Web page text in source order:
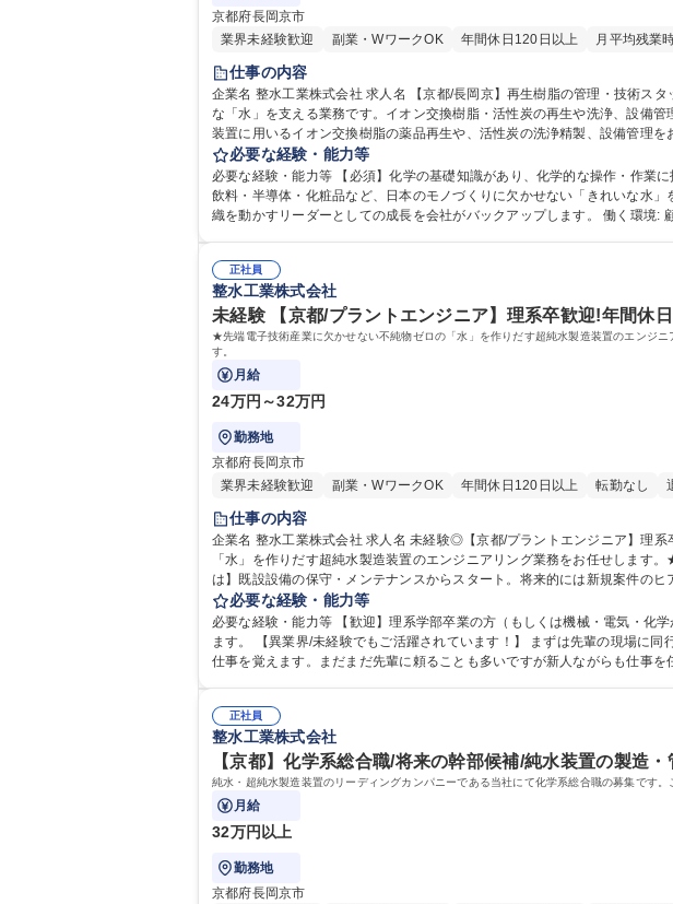
京都府長岡京市
業界未経験歓迎
副業・WワークOK 年間休日120日以上 月平均残業
仕事の内容
企業名 整水工業株式会社 求人名 【京都/長岡京】再生樹脂の管理・技術スタッフ/将来の工場管理職候補/年休125 仕事の内容 サントリーやパナソニック等、製造現場に不可欠
な「水」を支える業務です。イオン交換樹脂・活性炭の再生や洗浄、設備管理
装置に用いるイオン交換樹脂の薬品再生や、活性炭の洗浄精製、設備管理
また、水質分析部門の補助として、サンプルの前処理や手分析などの化学
程管理を担う「管理職
必要な経験・能力等
必要な経験・能力等 【必須】化学の基礎知識があり、化学的な操作・作業に抵抗がな
飲料・半導体・化粧品など、日本のモノづくりに欠かせない「きれいな水
織を動かすリーダーとしての成長を会社がバックアップします。 働く環境: 顧
正社員
整水工業株式会社
未経験 【京都/プラントエンジニア】理系卒歓迎!年間休
★先端電子技術産業に欠かせない不純物ゼロの「水」を作りだす超純水製造装置のエンジ
す。
月給
24万円～32万円
勤務地
京都府長岡京市
業界未経験歓迎
副業・WワークOK 年間休日120日以上 転勤なし
仕事の内容
企業名 整水工業株式会社 求人名 未経験◎【京都/プラントエンジニア】理系卒歓迎！年間休日125/大手取引先多数 仕事の内容 ★先端電子技術産業に欠かせない不純物ゼロの
「水」を作りだす超純水製造装置のエンジニアリング業務をお任せします。★大
は】既設設備の保守・メンテナンスからスタート。将来的には新規案件の
建物の改変を伴う業務は含まない 【自社製品例】 ●電子・半導体業界向け
取り除く浄水装置 他 募集職種 未経験◎【京都/プラントエンジニア
必要な経験・能力等
必要な経験・能力等 【歓迎】理系学部卒業の方（もしくは機械・電気・化
ます。 【異業界/未経験でもご活躍されています！】 まずは先輩の現場に同行し道具の種類を覚えることからスタート。徐々に現場に慣れていき先輩に同行しながら少しずつ
仕事を覚えます。まだまだ先輩に頼ることも多いですが新人ながらも仕事を任せてい
正社員
整水工業株式会社
【京都】化学系総合職/将来の幹部候補/純水装置の製造
純水・超純水製造装置のリーディングカンパニーである当社にて化学系総合職の募集です
月給
32万円以上
勤務地
京都府長岡京市